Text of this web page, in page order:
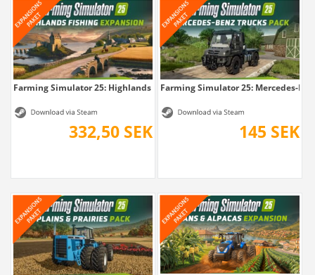
Farming Simulator 25: Highlands Fishing...
332,50 SEK
Farming Simulator 25: Mercedes-
145 SEK